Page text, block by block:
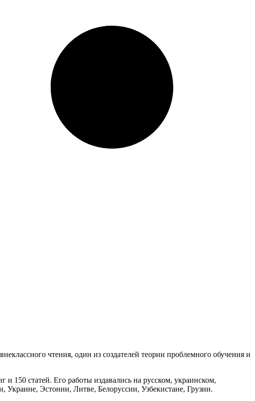
чтения, один из создателей теории проблемного обучения и
150 статей. Его работы издавались на русском, украинском,
Украине, Эстонии, Литве, Белоруссии, Узбекистане, Грузии.